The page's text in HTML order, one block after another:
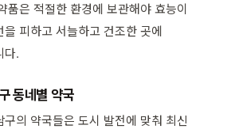
품은 적절한 환경에 보관해야 효능이
피하고 서늘하고 건조한 곳에
다.
동네별 약국
의 약국들은 도시 발전에 맞춰 최신